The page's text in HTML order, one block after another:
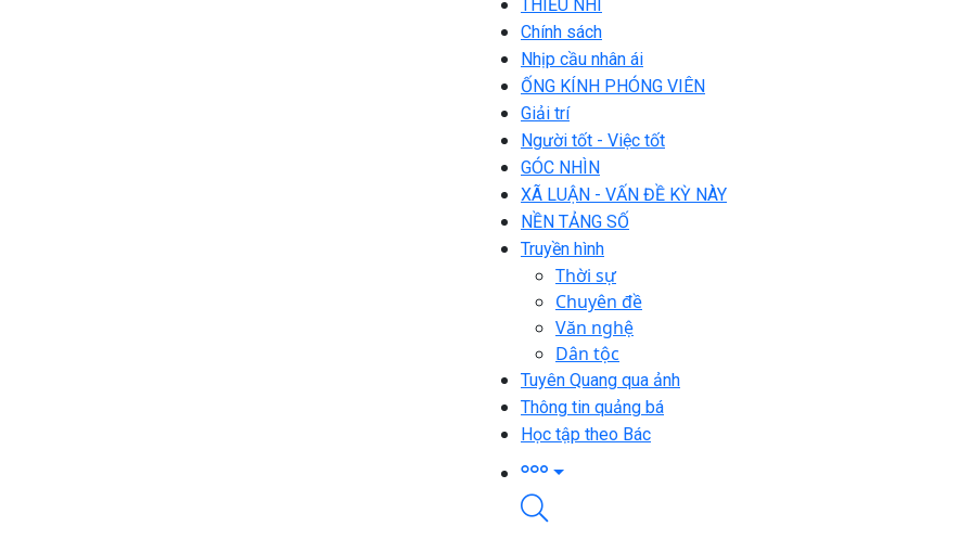
THIẾU NHI
Chính sách
Nhịp cầu nhân ái
ỐNG KÍNH PHÓNG VIÊN
Giải trí
Người tốt - Việc tốt
GÓC NHÌN
XÃ LUẬN - VẤN ĐỀ KỲ NÀY
NỀN TẢNG SỐ
Truyền hình
Thời sự
Chuyên đề
Văn nghệ
Dân tộc
Tuyên Quang qua ảnh
Thông tin quảng bá
Học tập theo Bác